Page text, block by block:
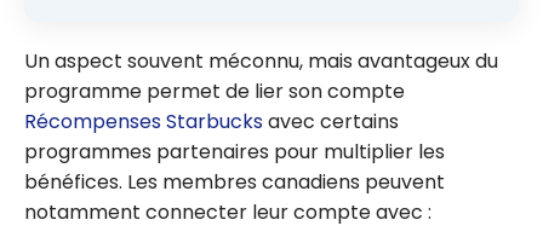
Un aspect souvent méconnu, mais avantageux du
programme permet de lier son compte
Récompenses Starbucksavec certains
programmes partenaires pour multiplier les
bénéfices. Les membres canadiens peuvent
notamment connecter leur compte avec :